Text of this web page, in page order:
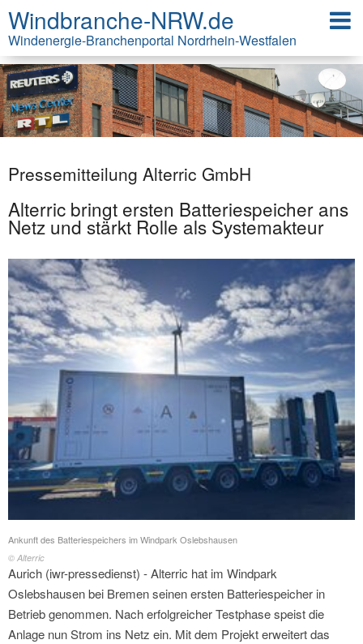
Windbranche-NRW.de
Windenergie-Branchenportal Nordrhein-Westfalen
Pressemitteilung Alterric GmbH
Alterric bringt ersten Batteriespeicher ans
Netz und stärkt Rolle als Systemakteur
Ankunft des Batteriespeichers im Windpark Oslebshausen
© Alterric
Aurich (iwr-pressedienst) - Alterric hat im Windpark
Oslebshausen bei Bremen seinen ersten Batteriespeicher in
Betrieb genommen. Nach erfolgreicher Testphase speist die
Anlage nun Strom ins Netz ein. Mit dem Projekt erweitert das